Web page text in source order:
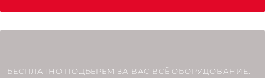
БЕСПЛАТНО ПОДБЕРЕМ ЗА ВАС ВСЁ ОБОРУДОВАНИЕ.